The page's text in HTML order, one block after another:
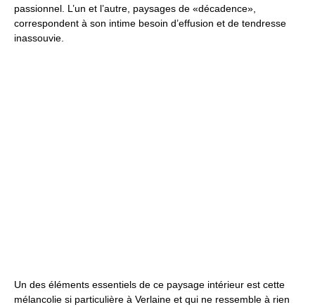
passionnel. L’un et l’autre, paysages de «décadence»,
correspondent à son intime besoin d’effusion et de tendresse
inassouvie.
Un des éléments essentiels de ce paysage intérieur est cette
mélancolie si particulière à Verlaine et qui ne ressemble à rien